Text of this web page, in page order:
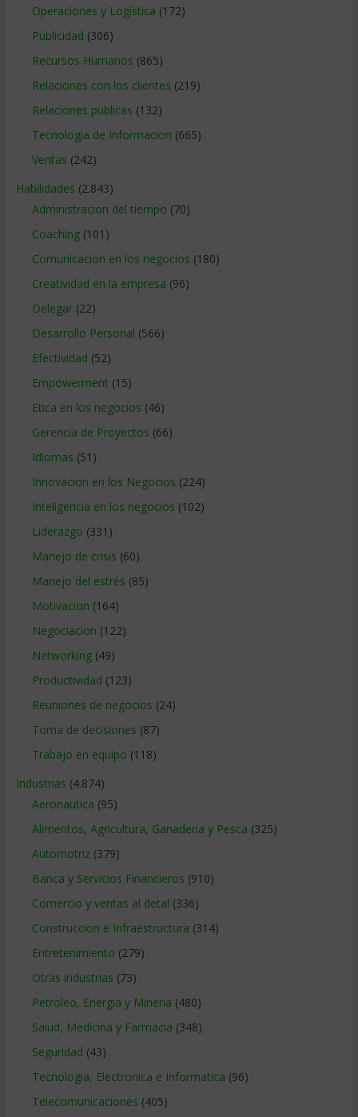
Operaciones y Logística (172)
Publicidad (306)
Recursos Humanos (865)
Relaciones con los clientes (219)
Relaciones publicas (132)
Tecnologia de Informacion (665)
Ventas (242)
Habilidades (2.843)
Administracion del tiempo (70)
Coaching(101)
Comunicacion en los negocios (180)
Creatividad en la empresa (96)
Delegar(22)
Desarrollo Personal (566)
Efectividad (52)
Empowerment (15)
Etica en los negocios (46)
Gerencia de Proyectos (66)
Idiomas (51)
Innovacion en los Negocios (224)
Inteligencia en los negocios (102)
Liderazgo (331)
Manejo de crisis (60)
Manejo del estrés (85)
Motivacion (164)
Negociacion (122)
Networking(49)
Productividad (123)
Reuniones de negocios (24)
Toma de decisiones (87)
Trabajo en equipo (118)
Industrias (4.874)
Aeronautica (95)
Alimentos, Agricultura, Ganaderia y Pesca (325)
Automotriz(379)
Banca y Servicios Financieros (910)
Comercio y ventas al detal (336)
Construccion e Infraestructura (314)
Entretenimiento (279)
Otras industrias (73)
Petroleo, Energia y Mineria (480)
Salud, Medicina y Farmacia (348)
Seguridad (43)
Tecnologia, Electronica e Informatica (96)
Telecomunicaciones (405)